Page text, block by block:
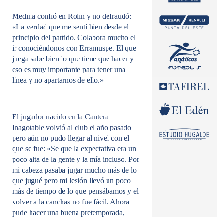
Medina confió en Rolin y no defraudó:
«La verdad que me sentí bien desde el
principio del partido. Colabora mucho el
ir conociéndonos con Erramuspe. El que
juega sabe bien lo que tiene que hacer y
eso es muy importante para tener una
línea y no apartarnos de ello.»
El jugador nacido en la Cantera
Inagotable volvió al club el año pasado
pero aún no pudo llegar al nivel con el
que se fue: «Se que la expectativa era un
poco alta de la gente y la mía incluso. Por
mi cabeza pasaba jugar mucho más de lo
que jugué pero mi lesión llevó un poco
más de tiempo de lo que pensábamos y el
volver a la canchas no fue fácil. Ahora
pude hacer una buena pretemporada,